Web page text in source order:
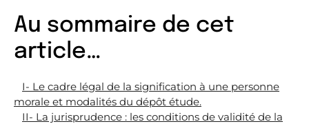
Au sommaire de cet
article…
I- Le cadre légal de la signification à une personne
morale et modalités du dépôt étude.
II- La jurisprudence : les conditions de validité de la